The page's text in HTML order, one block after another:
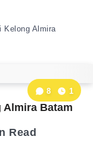
Kelong Almira
Almira Batam
8 1
Read